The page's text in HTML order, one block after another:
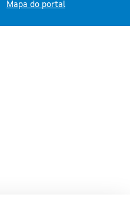
Mapa do portal